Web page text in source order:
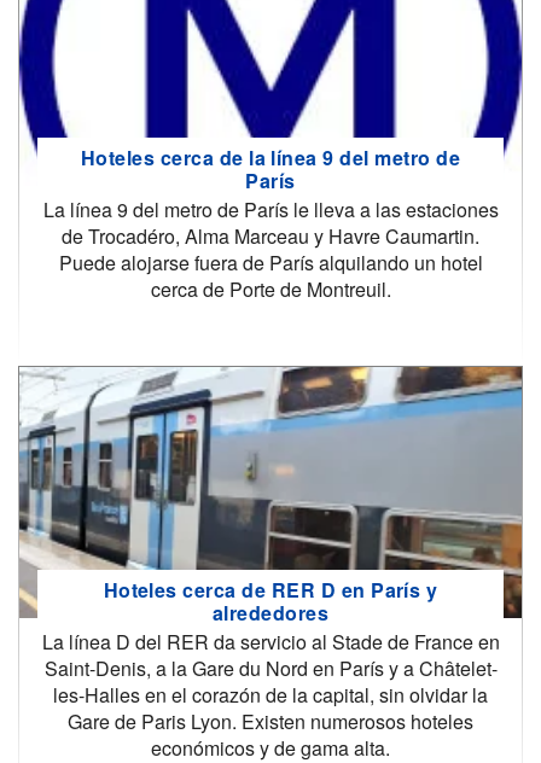
Hoteles cerca de la línea 9 del metro de
París
La línea 9 del metro de París le lleva a las estaciones
de Trocadéro, Alma Marceau y Havre Caumartin.
Puede alojarse fuera de París alquilando un hotel
cerca de Porte de Montreuil.
Hoteles cerca de RER D en París y
alrededores
La línea D del RER da servicio al Stade de France en
Saint-Denis, a la Gare du Nord en París y a Châtelet-
les-Halles en el corazón de la capital, sin olvidar la
Gare de Paris Lyon. Existen numerosos hoteles
económicos y de gama alta.